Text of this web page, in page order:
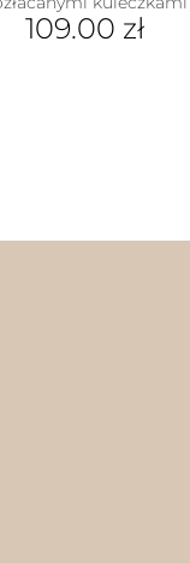
109.00 zł